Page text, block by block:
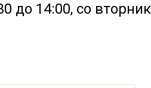
до 14:00, со